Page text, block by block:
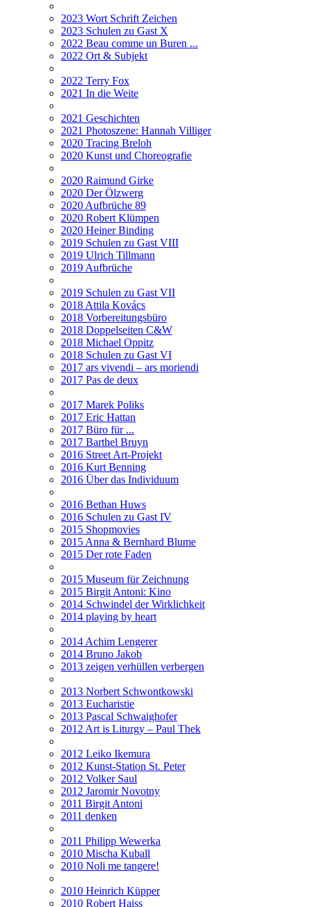
2023 Wort Schrift Zeichen
2023 Schulen zu Gast X
2022 Beau comme un Buren ...
2022 Ort & Subjekt
2022 Terry Fox
2021 In die Weite
2021 Geschichten
2021 Photoszene: Hannah Villiger
2020 Tracing Breloh
2020 Kunst und Choreografie
2020 Raimund Girke
2020 Der Ölzwerg
2020 Aufbrüche 89
2020 Robert Klümpen
2020 Heiner Binding
2019 Schulen zu Gast VIII
2019 Ulrich Tillmann
2019 Aufbrüche
2019 Schulen zu Gast VII
2018 Attila Kovács
2018 Vorbereitungsbüro
2018 Doppelseiten C&W
2018 Michael Oppitz
2018 Schulen zu Gast VI
2017 ars vivendi – ars moriendi
2017 Pas de deux
2017 Marek Poliks
2017 Eric Hattan
2017 Büro für ...
2017 Barthel Bruyn
2016 Street Art-Projekt
2016 Kurt Benning
2016 Über das Individuum
2016 Bethan Huws
2016 Schulen zu Gast IV
2015 Shopmovies
2015 Anna & Bernhard Blume
2015 Der rote Faden
2015 Museum für Zeichnung
2015 Birgit Antoni: Kino
2014 Schwindel der Wirklichkeit
2014 playing by heart
2014 Achim Lengerer
2014 Bruno Jakob
2013 zeigen verhüllen verbergen
2013 Norbert Schwontkowski
2013 Eucharistie
2013 Pascal Schwaighofer
2012 Art is Liturgy – Paul Thek
2012 Leiko Ikemura
2012 Kunst-Station St. Peter
2012 Volker Saul
2012 Jaromir Novotny
2011 Birgit Antoni
2011 denken
2011 Philipp Wewerka
2010 Mischa Kuball
2010 Noli me tangere!
2010 Heinrich Küpper
2010 Robert Haiss